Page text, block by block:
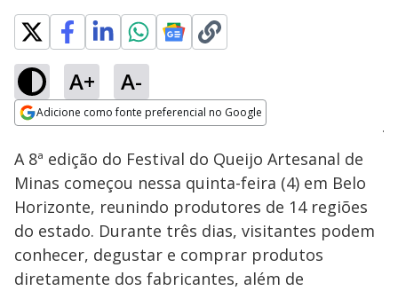
A+ A-
Adicione como fonte preferencial no Google
Ativar
Loaded
34.19%
A 8ª edição do Festival do Queijo Artesanal de
Minas começou nessa quinta-feira (4) em Belo
Horizonte, reunindo produtores de 14 regiões
do estado. Durante três dias, visitantes podem
conhecer, degustar e comprar produtos
diretamente dos fabricantes, além de